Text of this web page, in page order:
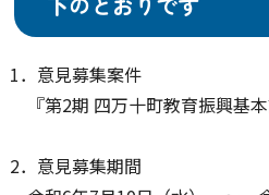
1．意見募集案件
『第2期 四万十町教育振興基本
2．意見募集期間